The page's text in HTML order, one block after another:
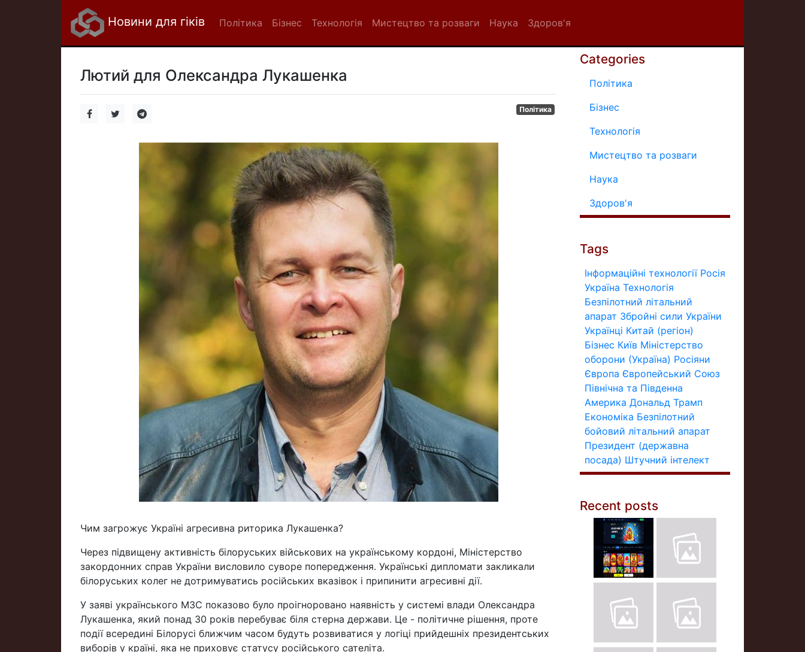
Новини для гіків Політика Бізнес Технологія Мистецтво та розваги Наука Здоров'я
Лютий для Олександра Лукашенка
Політика
Чим загрожує Україні агресивна риторика Лукашенка?
Через підвищену активність білоруських військових на українському кордоні, Міністерство
закордонних справ України висловило суворе попередження. Українські дипломати закликали
білоруських колег не дотримуватись російських вказівок і припинити агресивні дії.
У заяві українського МЗС показово було проігноровано наявність у системі влади Олександра
Лукашенка, який понад 30 років перебуває біля стерна держави. Це - політичне рішення, проте
події всередині Білорусі ближчим часом будуть розвиватися у логіці прийдешніх президентських
виборів у країні, яка не приховує статусу російського сателіта.
Categories
Політика
Бізнес
Технологія
Мистецтво та розваги
Наука
Здоров'я
Tags
Інформаційні технології Росія
Україна Технологія
Безпілотний літальний
апарат Збройні сили України
Українці Китай (регіон)
Бізнес Київ Міністерство
оборони (Україна) Росіяни
Європа Європейський Союз
Північна та Південна
Америка Дональд Трамп
Економіка Безпілотний
бойовий літальний апарат
Президент (державна
посада) Штучний інтелект
Recent posts